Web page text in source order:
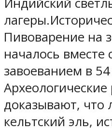
Пивоварение на
началось вместе
завоеванием в
Археологические
доказывают, что
кельтский эль,